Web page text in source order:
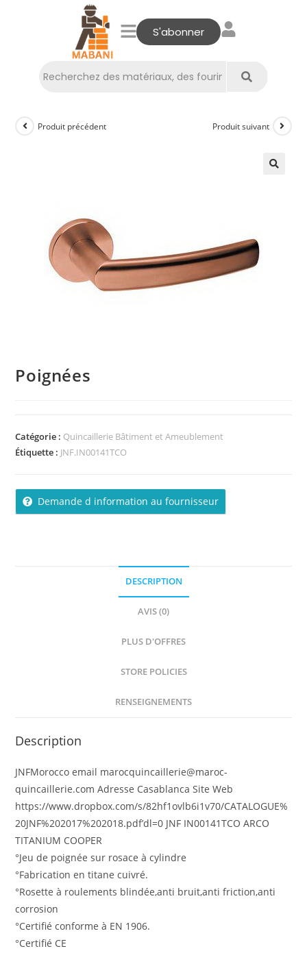
S'abonner
Produit précédent Produit suivant
Poignées
Catégorie : Quincaillerie Bâtiment et Ameublement
Étiquette : JNF.IN00141TCO
Demande d information au fournisseur
DESCRIPTION
AVIS (0)
PLUS D'OFFRES
STORE POLICIES
RENSEIGNEMENTS
Description
JNFMorocco email marocquincaillerie@maroc-
quincaillerie.com Adresse Casablanca Site Web
https://www.dropbox.com/s/82hf1ovlb6i1v70/CATALOGUE%
20JNF%202017%202018.pdf’dl=0 JNF IN00141TCO ARCO
TITANIUM COOPER
°Jeu de poignée sur rosace à cylindre
°Fabrication en titane cuivré.
°Rosette à roulements blindée,anti bruit,anti friction,anti
corrosion
°Certifié conforme à EN 1906.
°Certifié CE